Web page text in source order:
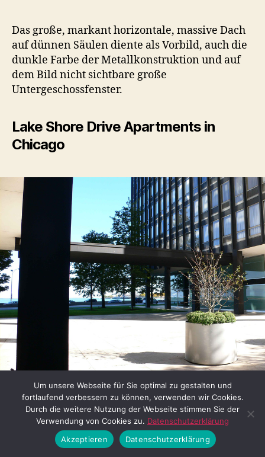
Das große, markant horizontale, massive Dach
auf dünnen Säulen diente als Vorbild, auch die
dunkle Farbe der Metallkonstruktion und auf
dem Bild nicht sichtbare große
Untergeschossfenster.
Lake Shore Drive Apartments in
Chicago
Bild 7: Lake Shore Drive Apartments in Chicago (van der
User / Lizenz siehe:flickr
Die Gestaltung der offenen
Erdgeschossbereiche war hier das Vorbild, mit
Um unsere Webseite für Sie optimal zu gestalten und
fortlaufend verbessern zu können, verwenden wir Cookies.
Durch die weitere Nutzung der Webseite stimmen Sie der
Verwendung von Cookies zu. Datenschutzerklärung
Akzeptieren
Datenschutzerklärung